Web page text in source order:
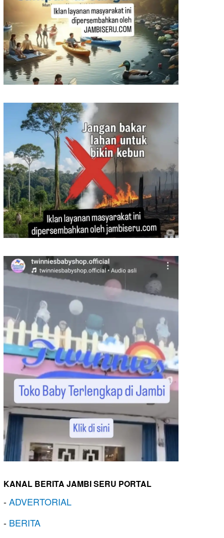
KANAL BERITA JAMBI SERU PORTAL
-ADVERTORIAL
- BERITA